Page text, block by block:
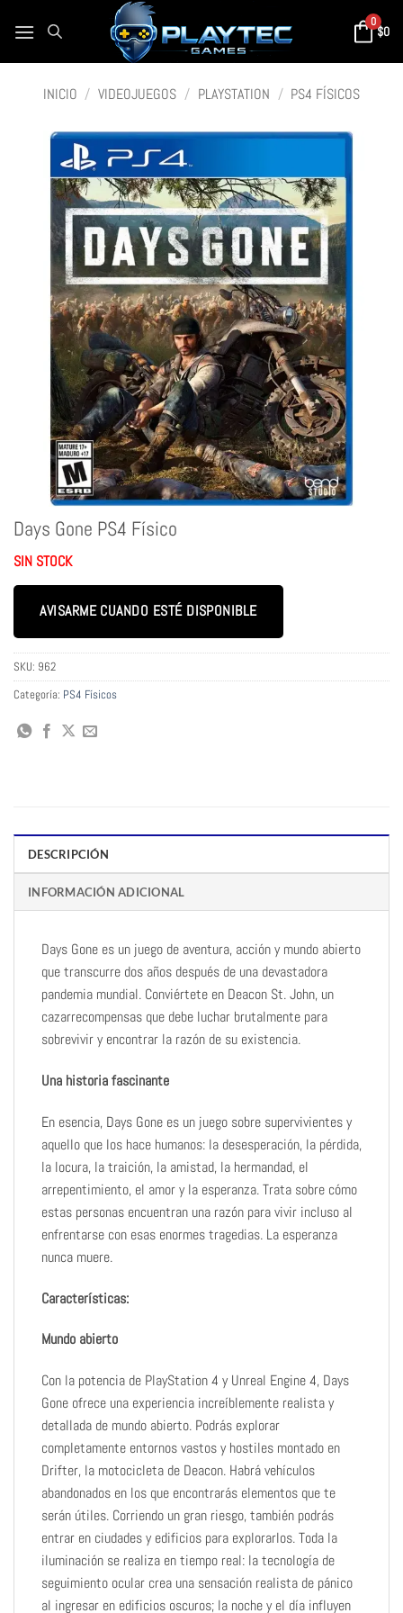
0
$0
INICIO / VIDEOJUEGOS / PLAYSTATION / PS4 FÍSICOS
Days Gone PS4 Físico
SIN STOCK
AVISARME CUANDO ESTÉ DISPONIBLE
SKU: 962
Categoría: PS4 Físicos
DESCRIPCIÓN
INFORMACIÓN ADICIONAL
Days Gone es un juego de aventura, acción y mundo abierto
que transcurre dos años después de una devastadora
pandemia mundial. Conviértete en Deacon St. John, un
cazarrecompensas que debe luchar brutalmente para
sobrevivir y encontrar la razón de su existencia.
Una historia fascinante
En esencia, Days Gone es un juego sobre supervivientes y
aquello que los hace humanos: la desesperación, la pérdida,
la locura, la traición, la amistad, la hermandad, el
arrepentimiento, el amor y la esperanza. Trata sobre cómo
estas personas encuentran una razón para vivir incluso al
enfrentarse con esas enormes tragedias. La esperanza
nunca muere.
Características:
Mundo abierto
Con la potencia de PlayStation 4 y Unreal Engine 4, Days
Gone ofrece una experiencia increíblemente realista y
detallada de mundo abierto. Podrás explorar
completamente entornos vastos y hostiles montado en
Drifter, la motocicleta de Deacon. Habrá vehículos
abandonados en los que encontrarás elementos que te
serán útiles. Corriendo un gran riesgo, también podrás
entrar en ciudades y edificios para explorarlos. Toda la
iluminación se realiza en tiempo real: la tecnología de
seguimiento ocular crea una sensación realista de pánico
al ingresar en edificios oscuros; la noche y el día influyen